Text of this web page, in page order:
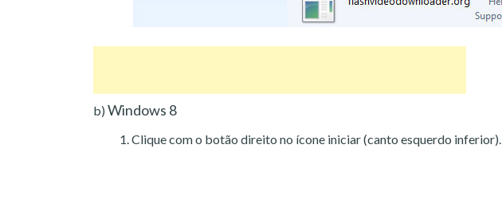
b) Windows 8
Clique com o botão direito no ícone iniciar (canto esquerdo inferior).